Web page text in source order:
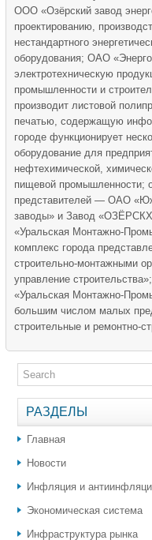
ООО «Озёрский завод
проектированию,
нестандартного
оборудования; ОАО
электротехническую
промышленности и
производит листовой
печатью, содержащую
городе функционирует
оборудование для
нефтехимической,
пищевой промышленности;
представителей — ОАО
заводы» и Завод
«Уральская Монтажно-
комплекс города
строительно-монтажными
управление
«Уральская Монтажно-
большим числом малых
строительные и ремонтно-
РАЗДЕЛЫ
Главная
Новости
Инфляция и
Экономическая система
Инфраструктура рынка